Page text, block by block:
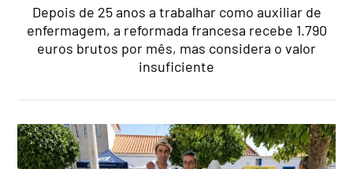
Depois de 25 anos a trabalhar como auxiliar de
enfermagem, a reformada francesa recebe 1.790
euros brutos por mês, mas considera o valor
insuficiente